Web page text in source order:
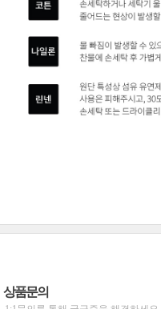
상품문의